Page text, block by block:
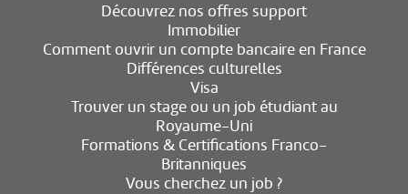
Découvrez nos offres support
Immobilier
Comment ouvrir un compte bancaire en France
Différences culturelles
Visa
Trouver un stage ou un job étudiant au
Royaume-Uni
Formations & Certifications Franco-
Britanniques
Vous cherchez un job ?